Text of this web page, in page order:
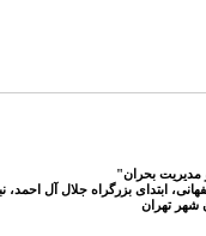
مدیریت بحران"
ابتدای بزرگراه جلال آل احمد،
شهر تهران